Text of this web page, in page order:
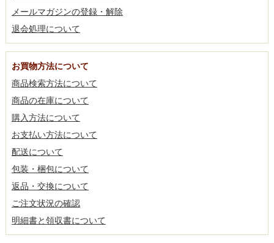
メールマガジンの登録・解除
退会処理について
お買物方法について
商品検索方法について
商品の在庫について
購入方法について
お支払い方法について
配送について
包装・梱包について
返品・交換について
ご注文状況の確認
明細書と領収書について